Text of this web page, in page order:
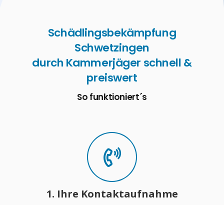
Schädlingsbekämpfung
Schwetzingen
durch Kammerjäger schnell &
preiswert
So funktioniert´s
1. Ihre Kontaktaufnahme